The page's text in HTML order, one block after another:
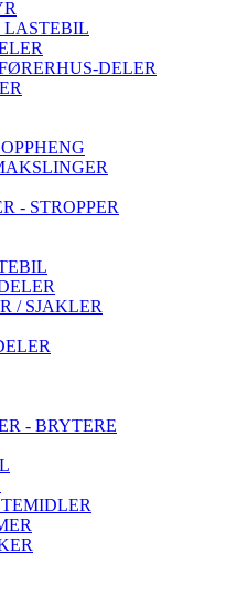
LASTEBIL
DELER
- STROPPER
/ SJAKLER
- BRYTERE